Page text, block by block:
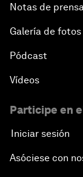
Notas de prensa
Galería de fotos
Pódcast
Vídeos
Participe en
Iniciar sesión
Asóciese con